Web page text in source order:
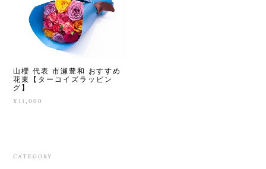
山櫻 代表 市瀬豊和 おすすめ
花束【ターコイズラッピン
グ】
¥11,000
CATEGORY